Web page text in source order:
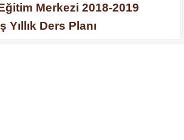
Merkezi 2018-2019
Ders Planı